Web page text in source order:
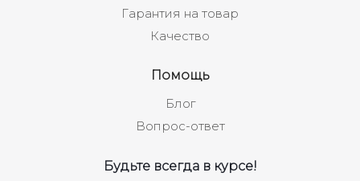
Гарантия на товар
Качество
Помощь
Блог
Вопрос-ответ
Будьте всегда в курсе!